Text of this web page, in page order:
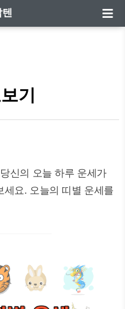
텐
기
신의 오늘 하루 운세가
세요. 오늘의 띠별 운세를